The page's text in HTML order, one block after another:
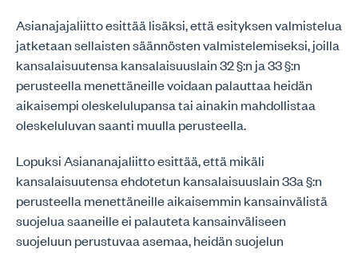
Asianajajaliitto esittää lisäksi, että esityksen valmistelua
jatketaan sellaisten säännösten valmistelemiseksi, joilla
kansalaisuutensa kansalaisuuslain 32 §:n ja 33 §:n
perusteella menettäneille voidaan palauttaa heidän
aikaisempi oleskelulupansa tai ainakin mahdollistaa
oleskeluluvan saanti muulla perusteella.
Lopuksi Asiananajaliitto esittää, että mikäli
kansalaisuutensa ehdotetun kansalaisuuslain 33a §:n
perusteella menettäneille aikaisemmin kansainvälistä
suojelua saaneille ei palauteta kansainväliseen
suojeluun perustuvaa asemaa, heidän suojelun